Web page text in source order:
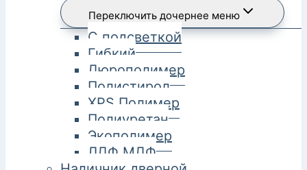
Переключить дочернее меню
С подсветкой
Гибкий
Дюрополимер
Полистирол
XPS Полимер
Полиуретан
Экополимер
ЛДФ МДФ